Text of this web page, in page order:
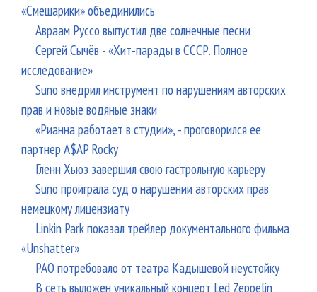
«Смешарики» объединились
Авраам Руссо выпустил две солнечные песни
Сергей Сычёв - «Хит-парады в СССР. Полное
исследование»
Suno внедрил инструмент по нарушениям авторских
прав и новые водяные знаки
«Рианна работает в студии», - проговорился ее
партнер A$AP Rocky
Гленн Хьюз завершил свою гастрольную карьеру
Suno проиграла суд о нарушении авторских прав
немецкому лицензиату
Linkin Park показал трейлер документального фильма
«Unshatter»
РАО потребовало от театра Кадышевой неустойку
В сеть выложен уникальный концерт Led Zeppelin